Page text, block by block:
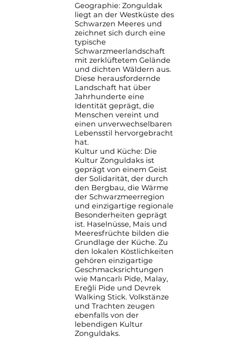
Geographie: Zonguldak
liegt an der Westküste des
Schwarzen Meeres und
zeichnet sich durch eine
typische
Schwarzmeerlandschaft
mit zerklüftetem Gelände
und dichten Wäldern aus.
Diese herausfordernde
Landschaft hat über
Jahrhunderte eine
Identität geprägt, die
Menschen vereint und
einen unverwechselbaren
Lebensstil hervorgebracht
hat.
Kultur und Küche: Die
Kultur Zonguldaks ist
geprägt von einem Geist
der Solidarität, der durch
den Bergbau, die Wärme
der Schwarzmeerregion
und einzigartige regionale
Besonderheiten geprägt
ist. Haselnüsse, Mais und
Meeresfrüchte bilden die
Grundlage der Küche. Zu
den lokalen Köstlichkeiten
gehören einzigartige
Geschmacksrichtungen
wie Mancarlı Pide, Malay,
Ereğli Pide und Devrek
Walking Stick. Volkstänze
und Trachten zeugen
ebenfalls von der
lebendigen Kultur
Zonguldaks.